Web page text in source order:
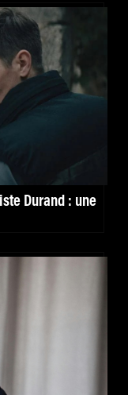
Durand : une